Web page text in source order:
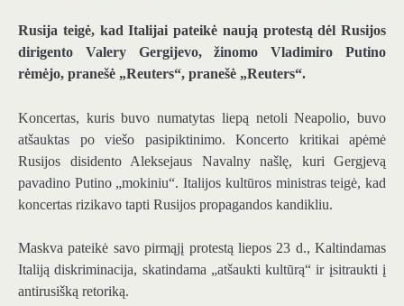
Rusija teigė, kad Italijai pateikė naują protestą dėl Rusijos
dirigento Valery Gergijevo, žinomo Vladimiro Putino
rėmėjo, pranešė „Reuters“, pranešė „Reuters“.
Koncertas, kuris buvo numatytas liepą netoli Neapolio, buvo
atšauktas po viešo pasipiktinimo. Koncerto kritikai apėmė
Rusijos disidento Aleksejaus Navalny našlę, kuri Gergjevą
pavadino Putino „mokiniu“. Italijos kultūros ministras teigė, kad
koncertas rizikavo tapti Rusijos propagandos kandikliu.
Maskva pateikė savo pirmąjį protestą liepos 23 d., Kaltindamas
Italiją diskriminacija, skatindama „atšaukti kultūrą“ ir įsitraukti į
antirusišką retoriką.